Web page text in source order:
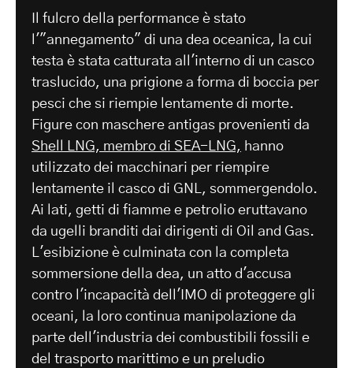
Il fulcro della performance è stato
l'"annegamento" di una dea oceanica, la cui
testa è stata catturata all'interno di un casco
traslucido, una prigione a forma di boccia per
pesci che si riempie lentamente di morte.
Figure con maschere antigas provenienti da
Shell LNG, membro di SEA-LNG, hanno
utilizzato dei macchinari per riempire
lentamente il casco di GNL, sommergendolo.
Ai lati, getti di fiamme e petrolio eruttavano
da ugelli branditi dai dirigenti di Oil and Gas.
L'esibizione è culminata con la completa
sommersione della dea, un atto d'accusa
contro l'incapacità dell'IMO di proteggere gli
oceani, la loro continua manipolazione da
parte dell'industria dei combustibili fossili e
del trasporto marittimo e un preludio